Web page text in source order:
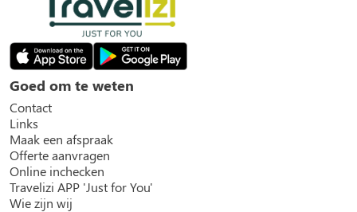
Goed om te weten
Contact
Links
Maak een afspraak
Offerte aanvragen
Online inchecken
Travelizi APP 'Just for You'
Wie zijn wij